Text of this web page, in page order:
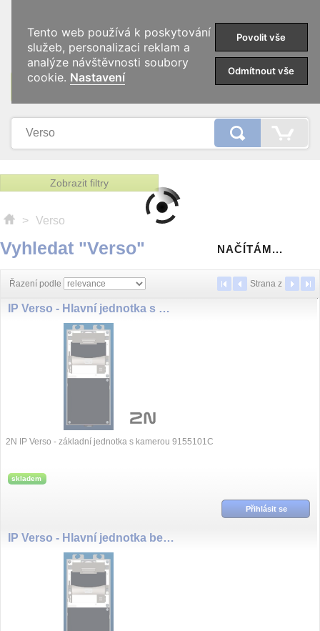
KATEGORIE
Zobrazit filtry
> Verso
Vyhledat "Verso"
Řazení podle Strana z
NAČÍTÁM...
IP Verso - Hlavní jednotka s kamerou
2N IP Verso - základní jednotka s kamerou 9155101C
skladem
Přihlásit se
IP Verso - Hlavní jednotka bez kamery
Tento web používá k poskytování
služeb, personalizaci reklam a
analýze návštěvnosti soubory
cookie. Nastavení
Povolit vše
Odmítnout vše